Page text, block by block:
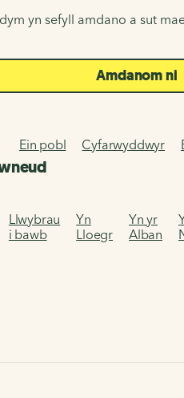
yn sefyll amdano a sut
Amdanom ni
Ein pobl Cyfarwyddwyr
Llwybrau
i bawb
Yn
Lloegr
Yn yr
Alban